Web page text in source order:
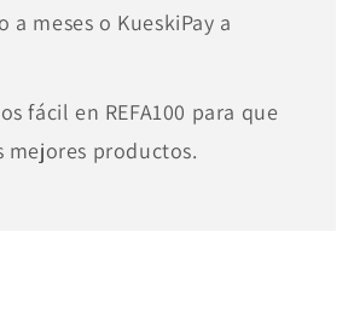
a meses o KueskiPay a
fácil en REFA100 para que
mejores productos.